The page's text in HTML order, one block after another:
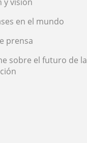
en el mundo
prensa
sobre el futuro de la